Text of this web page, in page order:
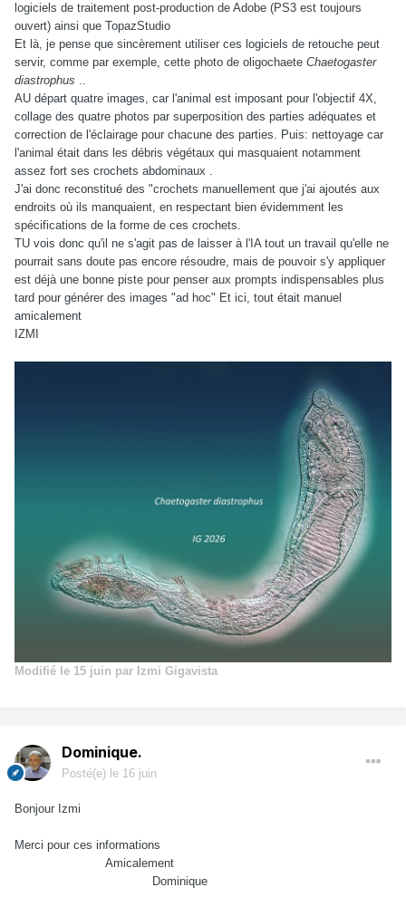
logiciels de traitement post-production de Adobe (PS3 est toujours
ouvert) ainsi que TopazStudio
Et là, je pense que sincèrement utiliser ces logiciels de retouche peut
servir, comme par exemple, cette photo de oligochaete Chaetogaster
diastrophus ..
AU départ quatre images, car l'animal est imposant pour l'objectif 4X,
collage des quatre photos par superposition des parties adéquates et
correction de l'éclairage pour chacune des parties. Puis: nettoyage car
l'animal était dans les débris végétaux qui masquaient notamment
assez fort ses crochets abdominaux .
J'ai donc reconstitué des "crochets manuellement que j'ai ajoutés aux
endroits où ils manquaient, en respectant bien évidemment les
spécifications de la forme de ces crochets.
TU vois donc qu'il ne s'agit pas de laisser à l'IA tout un travail qu'elle ne
pourrait sans doute pas encore résoudre, mais de pouvoir s'y appliquer
est déjà une bonne piste pour penser aux prompts indispensables plus
tard pour générer des images "ad hoc" Et ici, tout était manuel
amicalement
IZMI
Modifié le 15 juin par Izmi Gigavista
Dominique.
Posté(e) le 16 juin
Bonjour Izmi
Merci pour ces informations
Amicalement
Dominique